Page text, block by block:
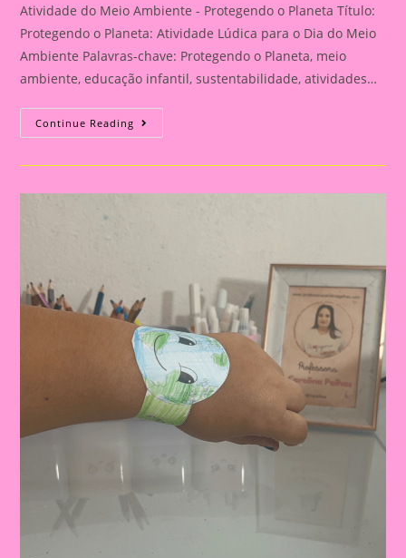
Atividade do Meio Ambiente - Protegendo o Planeta Título:
Protegendo o Planeta: Atividade Lúdica para o Dia do Meio
Ambiente Palavras-chave: Protegendo o Planeta, meio
ambiente, educação infantil, sustentabilidade, atividades…
Continue Reading Atividade
Do
Ambiente
O